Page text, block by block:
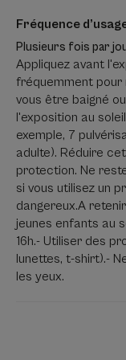
Cette
permettra
Avantages
Fréquence
Plusieurs fois par
Appliquez avant
fréquemment pour
vous être baigné
l'exposition au
exemple, 7
adulte). Réduire
protection. Ne
si vous utilisez un
dangereux.A
jeunes enfants au
16h.- Utiliser des
lunettes, t-shirt).-
les yeux.